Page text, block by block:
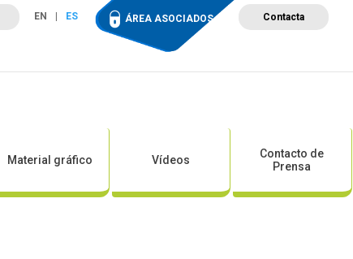
EN ES ÁREA ASOCIADOS Contacta
Campus de Formación
Material gráfico Vídeos
Contacto de
Prensa